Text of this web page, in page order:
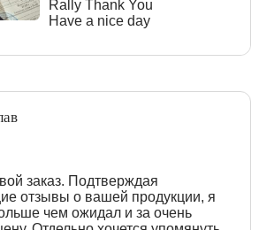
Rally Thank You
Have a nice day
заказ. Подтверждая
отзывы о вашей продукции, я
чем ожидал и за очень